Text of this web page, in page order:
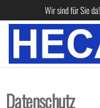
Wir sind für Sie da!
Datenschutz